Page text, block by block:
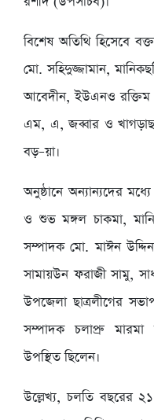
বিশেষ অতিথি হিসেবে
মো. সহিদুজ্জামান,
আবেদীন, ইউএনও রক্তিম
এম, এ, জব্বার ও
বড়–য়া।
অনুষ্ঠানে অন্যান্যদের
ও শুভ মঙ্গল চাকমা,
সম্পাদক মো. মাঈন
সামায়উন ফরাজী সামু,
উপজেলা ছাত্রলীগের
সম্পাদক চলাপ্রু মারমা
উপস্থিত ছিলেন।
উল্লেখ্য, চলতি বছরের ২১